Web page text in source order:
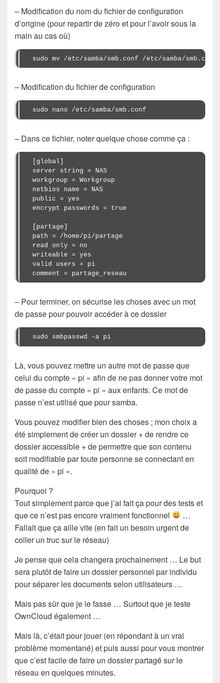
– Modification du nom du fichier de configuration
d’origine (pour repartir de zéro et pour l’avoir sous la
main au cas où)
sudo mv /etc/samba/smb.conf /etc/samba/
– Modification du fichier de configuration
sudo nano /etc/samba/smb.conf
– Dans ce fichier, noter quelque chose comme ça :
[global]
server string = NAS
workgroup = Workgroup
netbios name = NAS
public = yes
encrypt passwords = true
[partage]
path = /home/pi/partage
read only = no
writeable = yes
valid users = pi
comment = partage_reseau
– Pour terminer, on sécurise les choses avec un mot
de passe pour pouvoir accéder à ce dossier
sudo smbpasswd -a pi
Là, vous pouvez mettre un autre mot de passe que
celui du compte « pi » afin de ne pas donner votre mot
de passe du compte « pi » aux enfants. Ce mot de
passe n’est utilisé que pour samba.
Vous pouvez modifier bien des choses ; mon choix a
été simplement de créer un dossier + de rendre ce
dossier accessible + de permettre que son contenu
soit modifiable par toute personne se connectant en
qualité de « pi ».
Pourquoi ?
Tout simplement parce que j’ai fait ça pour des tests et
que ce n’est pas encore vraiment fonctionnel
…
Fallait que ça aille vite (en fait un besoin urgent de
coller un truc sur le réseau)
Je pense que cela changera prochainement … Le but
sera plutôt de faire un dossier personnel par individu
pour séparer les documents selon utilisateurs …
Mais pas sûr que je le fasse … Surtout que je teste
OwnCloud également …
Mais là, c’était pour jouer (en répondant à un vrai
problème momentané) et puis aussi pour vous montrer
que c’est facile de faire un dossier partagé sur le
réseau en quelques minutes.